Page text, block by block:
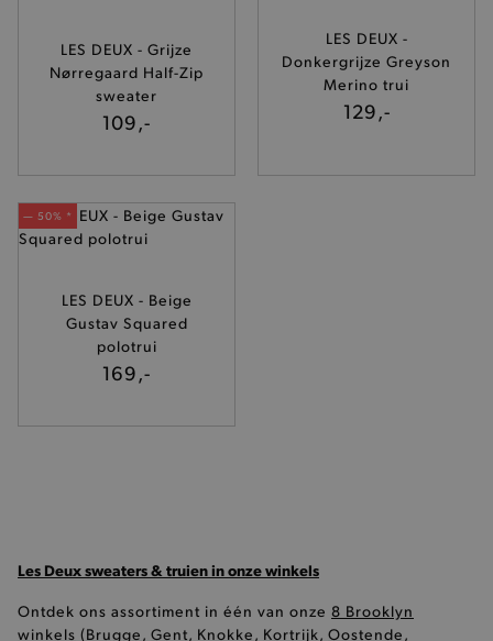
LES DEUX - Grijze
Nørregaard Half-Zip
sweater
109,-
LES DEUX -
Donkergrijze Greyson
Merino trui
129,-
— 50% *
LES DEUX - Beige
Gustav Squared
polotrui
169,-
Les Deux sweaters & truien in onze winkels
Ontdek ons assortiment in één van onze 8 Brooklyn
winkels (Brugge , Gent, Knokke , Kortrijk, Oostende ,
product-added-modal
pickupAddress